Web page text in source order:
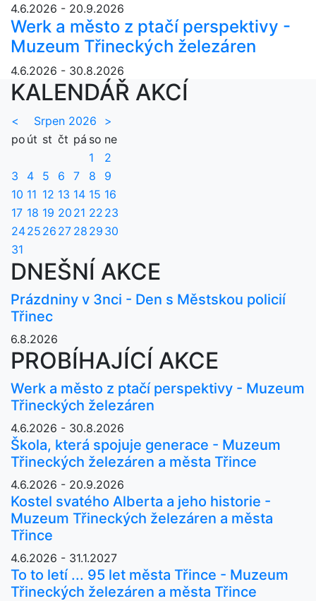
4.6.2026 - 20.9.2026
Werk a město z ptačí perspektivy -
Muzeum Třineckých železáren
4.6.2026 - 30.8.2026
KALENDÁŘ AKCÍ
< Srpen 2026
>
po út st čt pá so ne
1
2
3
4 5 6 7 8
9
10 11 12 13 14 15 16
17 18 19 20 21 22 23
2425 26 27 28 29 30
31
DNEŠNÍ AKCE
Prázdniny v 3nci - Den s Městskou policií
Třinec
6.8.2026
PROBÍHAJÍCÍ AKCE
Werk a město z ptačí perspektivy - Muzeum
Třineckých železáren
4.6.2026 - 30.8.2026
Škola, která spojuje generace - Muzeum
Třineckých železáren a města Třince
4.6.2026 - 20.9.2026
Kostel svatého Alberta a jeho historie -
Muzeum Třineckých železáren a města
Třince
4.6.2026 - 31.1.2027
To to letí ... 95 let města Třince - Muzeum
Třineckých železáren a města Třince